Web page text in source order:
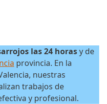
las 24 horasy de
provincia. En la
nuestras
trabajos de
y profesional.